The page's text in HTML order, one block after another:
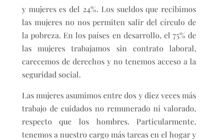
y mujeres es del 24%. Los sueldos que recibimos
las mujeres no nos permiten salir del círculo de
la pobreza. En los países en desarrollo, el 75% de
las mujeres trabajamos sin contrato laboral,
carecemos de derechos y no tenemos acceso a la
seguridad social.
Las mujeres asumimos entre dos y diez veces más
trabajo de cuidados no remunerado ni valorado,
respecto que los hombres. Particularmente,
tenemos a nuestro cargo más tareas en el hogar y